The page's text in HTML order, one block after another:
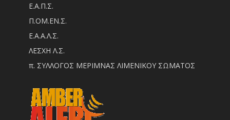
Ε.Α.Π.Σ.
Π.ΟM.EN.Σ.
Ε.Α.Α.Λ.Σ.
ΛΕΣΧΗ Λ.Σ.
π. ΣΥΛΛΟΓΟΣ ΜΕΡΙΜΝΑΣ ΛΙΜΕΝΙΚΟΥ ΣΩΜΑΤΟΣ